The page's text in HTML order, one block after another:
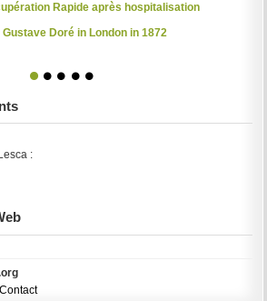
Rapide après hospitalisation
Gustave Doré in London in 1872
1 2 3 4 5
:
Contact